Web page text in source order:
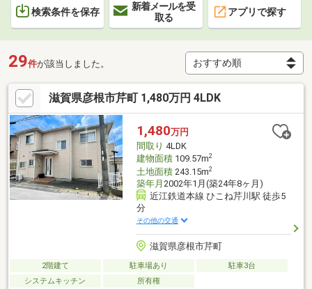
検索条件を保存
新着メールを受
取る
アプリで探す
29件が該当しました。
滋賀県彦根市芹町 1,480万円 4LDK
1,480万円
間取り 4LDK
建物面積109.57m2
土地面積243.15m2
築年月 2002年1月(築24年8ヶ月)
近江鉄道本線 ひこね芹川駅 徒歩5
分
その他の交通
滋賀県彦根市芹町
2階建て 駐車場あり
駐車3台
システムキッチン
所有権